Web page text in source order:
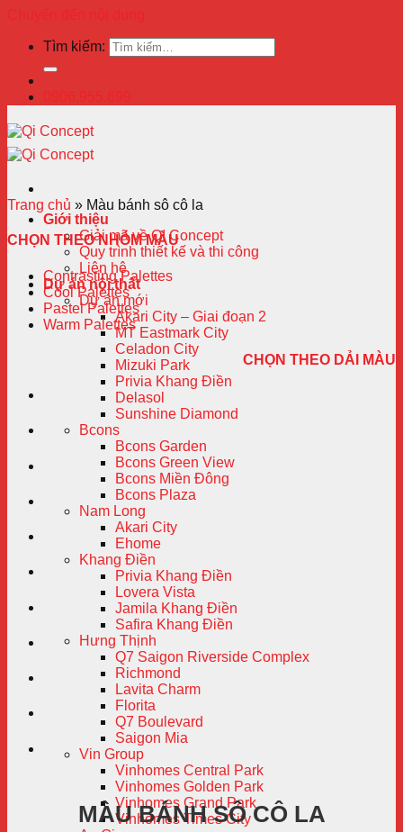
Tìm kiếm:
Giới thiệu
Giải mã về QI Concept
Quy trình thiết kế và thi công
Liên hệ
Dự án nội thất
Dự án mới
Akari City – Giai đoạn 2
MT Eastmark City
Celadon City
Mizuki Park
Privia Khang Điền
Delasol
Sunshine Diamond
Bcons
Bcons Garden
Bcons Green View
Bcons Miền Đông
Bcons Plaza
Nam Long
Akari City
Ehome
Khang Điền
Privia Khang Điền
Lovera Vista
Jamila Khang Điền
Safira Khang Điền
Hưng Thịnh
Q7 Saigon Riverside Complex
Richmond
Lavita Charm
Florita
Q7 Boulevard
Saigon Mia
Vin Group
Vinhomes Central Park
Vinhomes Golden Park
Vinhomes Grand Park
Vinhomes Times City
Trang chủ » Màu bánh sô cô la
CHỌN THEO NHÓM MÀU
Contrasting Palettes
Cool Palettes
Pastel Palettes
Warm Palettes
CHỌN THEO DẢI MÀU
MÀU BÁNH SÔ CÔ LA